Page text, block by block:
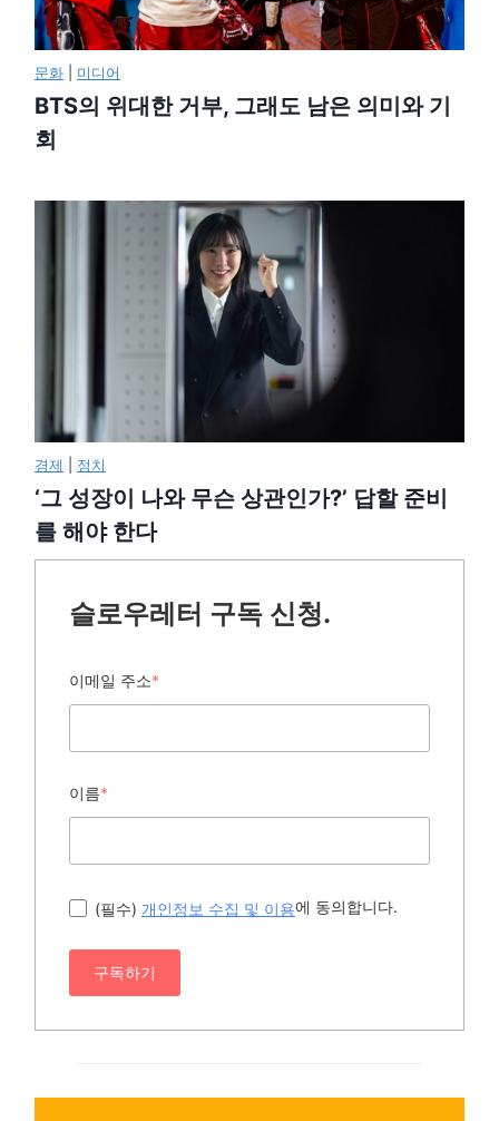
문화 미디어
BTS의 위대한 거부, 그래도 남은 의미와 기
회
경제 정치
‘그 성장이 나와 무슨 상관인가?’ 답할 준비
를 해야 한다
슬로우레터 구독 신청.
이메일 주소*
이름*
(필수) 개인정보 수집 및 이용에 동의합니다.
구독하기